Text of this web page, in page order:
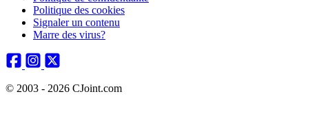
Politique des cookies
Signaler un contenu
Marre des virus?
© 2003 - 2026 CJoint.com